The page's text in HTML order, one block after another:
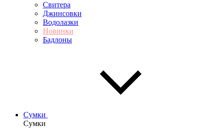
Свитера
Джинсовки
Водолазки
Новинки
Бадлоны
Сумки
Сумки